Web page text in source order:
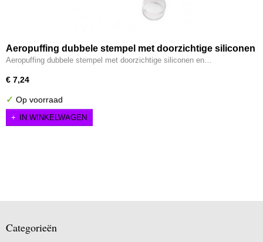
Aeropuffing dubbele stempel met doorzichtige siliconen
en schraper
Aeropuffing dubbele stempel met doorzichtige siliconen en…
€ 7,24
✓ Op voorraad
IN WINKELWAGEN
Categorieën